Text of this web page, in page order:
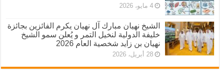
4 مايو، 2026
الشيخ نهيان مبارك آل نهيان يكرم الفائزين بجائزة
خليفة الدولية لنخيل التمر و يُعلن سمو الشيخ
نهيان بن زايد شخصية العام 2026
28 أبريل، 2026